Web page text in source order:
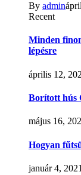
By admin
Recent
Minden
lépésre
április 12,
Borított hús
május 16,
Hogyan
január 4, 2021